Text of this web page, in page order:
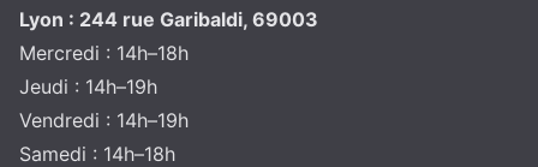
Lyon : 244 rue Garibaldi, 69003
Mercredi : 14h–18h
Jeudi : 14h–19h
Vendredi : 14h–19h
Samedi : 14h–18h